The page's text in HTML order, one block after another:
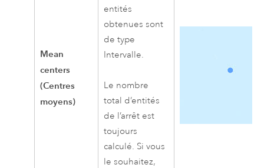
Mean
centers
(Centres
moyens)
entités
obtenues sont
de type
Intervalle.
Le nombre
total d’entités
de l’arrêt est
toujours
calculé. Si vous
le souhaitez,